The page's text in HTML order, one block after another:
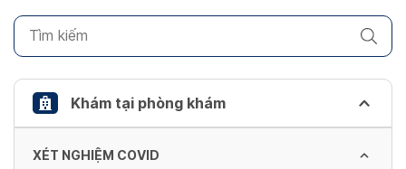
to
keyboard
shortcuts
changing
Khám tại phòng khám
XÉT NGHIỆM COVID